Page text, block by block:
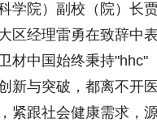
学院）副校（院）长
区经理雷勇在致辞中
材中国始终秉持
新与突破，都离不开
紧跟社会健康需求，